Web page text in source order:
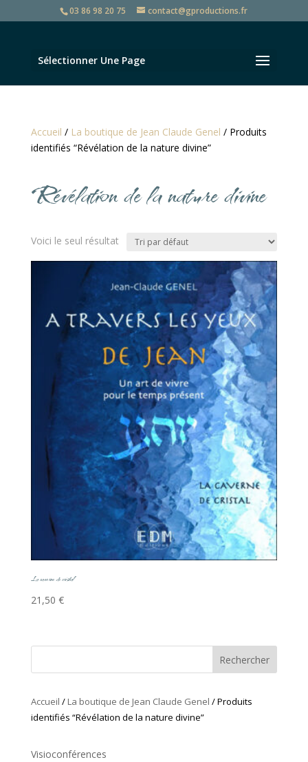
03 86 98 20 75 contact@gproductions.fr
Sélectionner Une Page
Accueil / La boutique de Jean Claude Genel / Produits
identifiés “Révélation de la nature divine”
Révélation de la nature divine
Voici le seul résultat
La caverne de cristal
21,50 €
Rechercher
Accueil / La boutique de Jean Claude Genel / Produits
identifiés “Révélation de la nature divine”
Visioconférences